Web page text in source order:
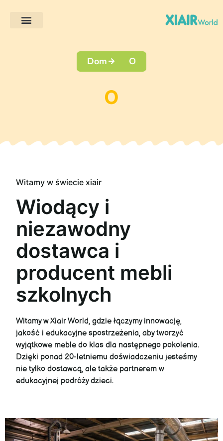
Dom O
O
Witamy w świecie xiair
Wiodący i
niezawodny
dostawca i
producent mebli
szkolnych
Witamy w Xiair World, gdzie łączymy innowację,
jakość i edukacyjne spostrzeżenia, aby tworzyć
wyjątkowe meble do klas dla następnego pokolenia.
Dzięki ponad 20-letniemu doświadczeniu jesteśmy
nie tylko dostawcą, ale także partnerem w
edukacyjnej podróży dzieci.